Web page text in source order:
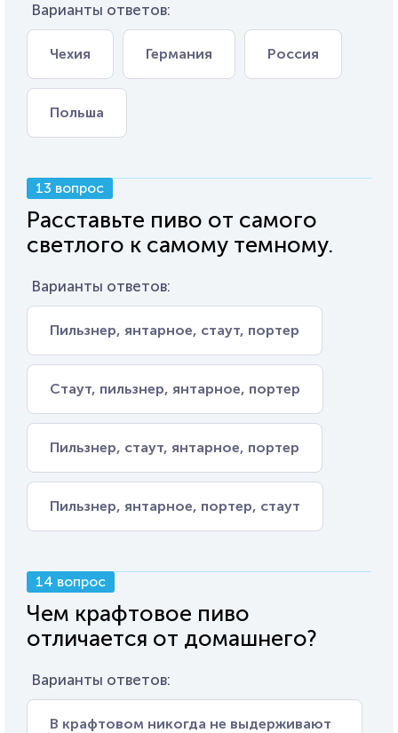
Варианты ответов:
Чехия Германия Россия
Польша
13 вопрос
Расставьте пиво от самого
светлого к самому темному.
Варианты ответов:
Пильзнер, янтарное, стаут, портер
Стаут, пильзнер, янтарное, портер
Пильзнер, стаут, янтарное, портер
Пильзнер, янтарное, портер, стаут
14 вопрос
Чем крафтовое пиво
отличается от домашнего?
Варианты ответов:
В крафтовом никогда не выдерживают